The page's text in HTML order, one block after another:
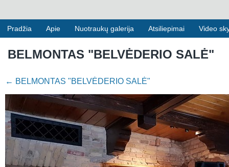
Pradžia Apie Nuotraukų galerija Atsiliepimai Video
BELMONTAS "BELVĖDERIO SALĖ"
← BELMONTAS "BELVĖDERIO SALĖ"